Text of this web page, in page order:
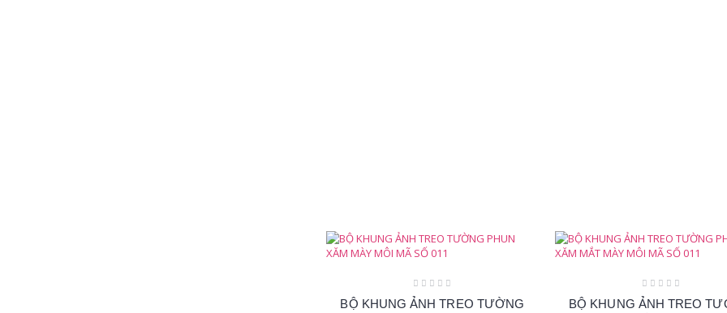
BỘ KHUNG ẢNH TREO TƯỜNG
BỘ KHUNG ẢNH TREO